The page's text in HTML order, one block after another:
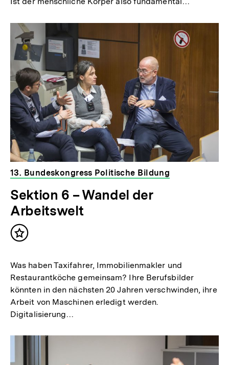
13. Bundeskongress Politische Bildung
Sektion 6 – Wandel der
Arbeitswelt
Inhalt
Was haben Taxifahrer, Immobilienmakler und
Restaurantköche gemeinsam? Ihre Berufsbilder
könnten in den nächsten 20 Jahren verschwinden, ihre
Arbeit von Maschinen erledigt werden.
Digitalisierung…